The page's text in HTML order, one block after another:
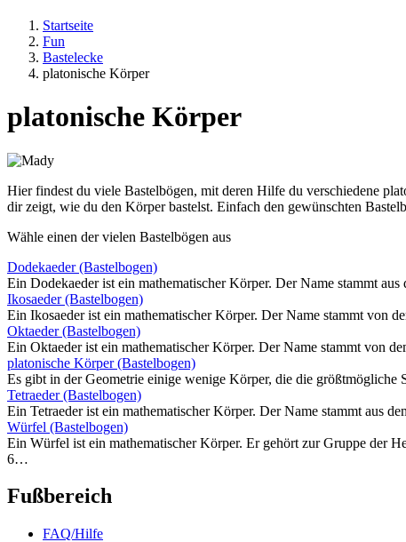
Startseite
Fun
Bastelecke
platonische Körper
platonische Körper
Hier findest du viele Bastelbögen, mit deren Hilfe du verschiedene
dir zeigt, wie du den Körper bastelst. Einfach den gewünschten
Wähle einen der vielen Bastelbögen aus
Dodekaeder (Bastelbogen)
Ein Dodekaeder ist ein mathematischer Körper. Der Name stammt
Ikosaeder (Bastelbogen)
Ein Ikosaeder ist ein mathematischer Körper. Der Name stammt von
Oktaeder (Bastelbogen)
Ein Oktaeder ist ein mathematischer Körper. Der Name stammt von
platonische Körper (Bastelbogen)
Es gibt in der Geometrie einige wenige Körper, die die
Tetraeder (Bastelbogen)
Ein Tetraeder ist ein mathematischer Körper. Der Name stammt aus
Würfel (Bastelbogen)
Ein Würfel ist ein mathematischer Körper. Er gehört zur Gruppe der
6…
Fußbereich
FAQ/Hilfe